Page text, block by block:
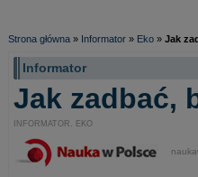
Strona główna » Informator » Eko » Jak
Informator
Jak zadbać,
INFORMATOR. EKO